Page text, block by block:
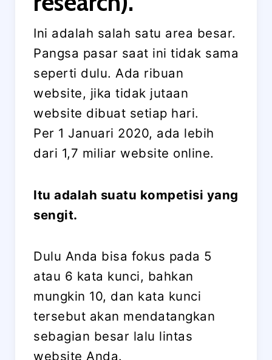
Ini adalah salah satu area besar.
Pangsa pasar saat ini tidak sama
seperti dulu. Ada ribuan
website, jika tidak jutaan
website dibuat setiap hari.
Per 1 Januari 2020, ada lebih
dari 1,7 miliar website online.
Itu adalah suatu kompetisi yang
sengit.
Dulu Anda bisa fokus pada 5
atau 6 kata kunci, bahkan
mungkin 10, dan kata kunci
tersebut akan mendatangkan
sebagian besar lalu lintas
website Anda.